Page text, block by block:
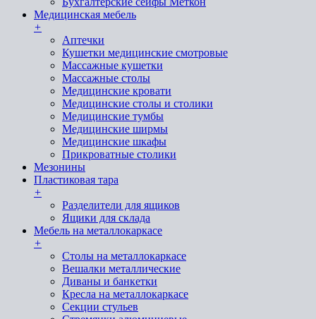
Медицинская мебель
+
Аптечки
Кушетки медицинские смотровые
Массажные кушетки
Массажные столы
Медицинские кровати
Медицинские столы и столики
Медицинские тумбы
Медицинские ширмы
Медицинские шкафы
Прикроватные столики
Мезонины
Пластиковая тара
+
Разделители для ящиков
Ящики для склада
Мебель на металлокаркасе
+
Cтолы на металлокаркасе
Вешалки металлические
Диваны и банкетки
Кресла на металлокаркасе
Секции стульев